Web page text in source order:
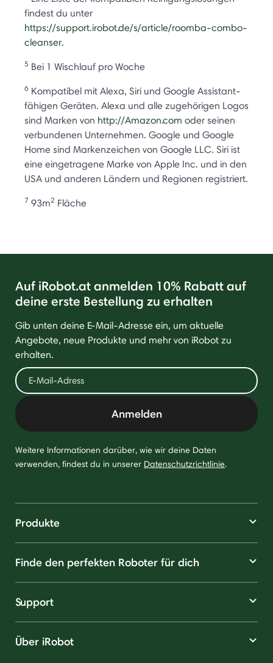
findest du unter
https://support.irobot.de/s/article/roomba-combo-
cleanser.
5 Bei 1 Wischlauf pro Woche
6 Kompatibel mit Alexa, Siri und Google Assistant-
fähigen Geräten. Alexa und alle zugehörigen Logos
sind Marken von http://Amazon.com oder seinen
verbundenen Unternehmen. Google und Google
Home sind Markenzeichen von Google LLC. Siri ist
eine eingetragene Marke von Apple Inc. und in den
USA und anderen Ländern und Regionen registriert.
7 93m2 Fläche
Auf iRobot.at anmelden 10% Rabatt auf
deine erste Bestellung zu erhalten
Gib unten deine E-Mail-Adresse ein, um aktuelle
Angebote, neue Produkte und mehr von iRobot zu
erhalten.
Anmelden
Weitere Informationen darüber, wie wir deine Daten
verwenden, findest du in unserer Datenschutzrichtlinie.
Produkte
Finde den perfekten Roboter für dich
Support
Über iRobot